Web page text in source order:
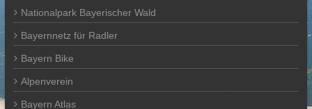
Nationalpark Bayerischer Wald
Bayernnetz für Radler
Bayern Bike
Alpenverein
Bayern Atlas